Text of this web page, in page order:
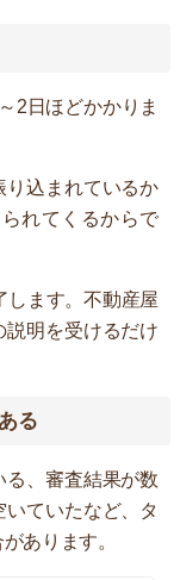
2日ほどかかりま
り込まれているか
れてくるからで
します。不動産屋
明を受けるだけ
る
、審査結果が数
ていたなど、タ
あります。